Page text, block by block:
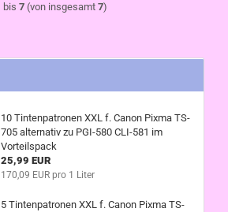
bis 7 (von insgesamt 7)
10 Tintenpatronen XXL f. Canon Pixma TS-
705 alternativ zu PGI-580 CLI-581 im
Vorteilspack
25,99 EUR
170,09 EUR pro 1 Liter
5 Tintenpatronen XXL f. Canon Pixma TS-